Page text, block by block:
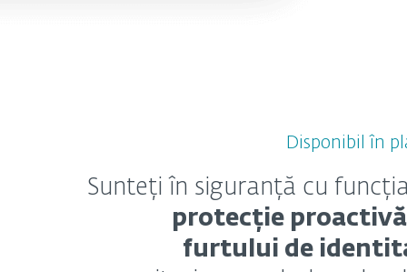
Disponibil în
Sunteți în siguranță cu
protecție
furtului de